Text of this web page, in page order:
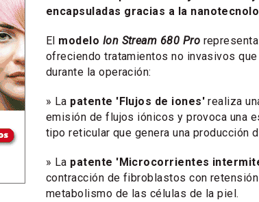
encapsuladas gracias a la
El modelo Ion Stream 680 Pro
ofreciendo tratamientos no invasivos
durante la operación:
» La patente 'Flujos de iones' realiza
emisión de flujos iónicos y provoca una
tipo reticular que genera una producción
» La patente 'Microcorrientes
contracción de fibroblastos con
metabolismo de las células de la piel.